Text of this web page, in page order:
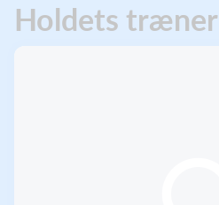
Holdets træner